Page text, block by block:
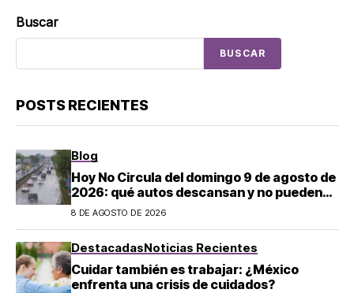
Buscar
BUSCAR
POSTS RECIENTES
Blog
Hoy No Circula del domingo 9 de agosto de
2026: qué autos descansan y no pueden
salir en CDMX y el Estado de México; estos
8 DE AGOSTO DE 2026
DestacadasNoticias Recientes
Cuidar también es trabajar: ¿México
enfrenta una crisis de cuidados?